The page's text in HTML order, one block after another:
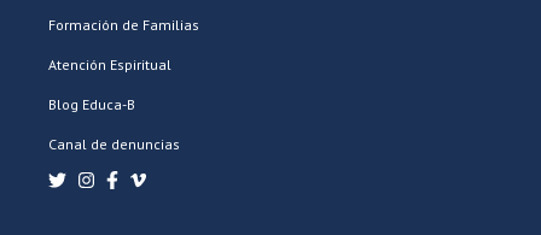
Formación de Familias
Atención Espiritual
Blog Educa-B
Canal de denuncias